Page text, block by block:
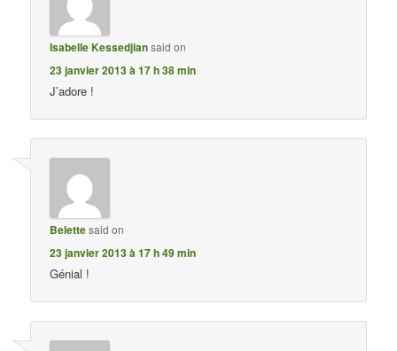
Isabelle Kessedjiansaid on
23 janvier 2013 à 17 h 38 min
J’adore !
Belettesaid on
23 janvier 2013 à 17 h 49 min
Génial !